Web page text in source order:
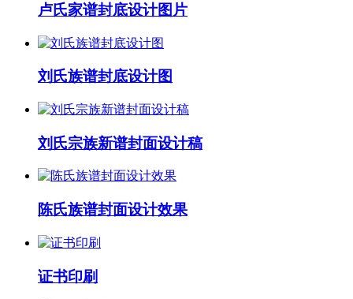
卢氏家谱封底设计图片
刘氏族谱封底设计图
刘氏宗族新谱封面设计稿
陈氏族谱封面设计效果
证书印刷